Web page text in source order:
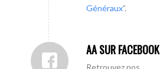
Généraux”.
AA SUR FACEBOOK
Retrouvez nos